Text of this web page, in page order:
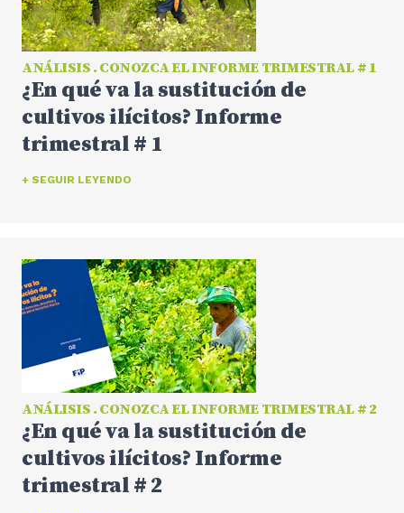
ANÁLISIS . CONOZCA EL INFORME TRIMESTRAL # 1
¿En qué va la sustitución de
cultivos ilícitos? Informe
trimestral # 1
+ SEGUIR LEYENDO
ANÁLISIS . CONOZCA EL INFORME TRIMESTRAL # 2
¿En qué va la sustitución de
cultivos ilícitos? Informe
trimestral # 2